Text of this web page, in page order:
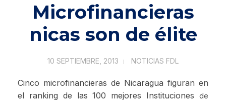
Microfinancieras
nicas son de élite
10 SEPTIEMBRE, 2013 NOTICIAS FDL
Cinco microfinancieras de Nicaragua figuran en
el ranking de las 100 mejores Instituciones de